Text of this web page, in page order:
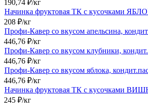
190,74 ₽/кг
Начинка фруктовая ТК с кусочками
208 ₽/кг
Профи-Кавер со вкусом апельсина,
446,76 ₽/кг
Профи-Кавер со вкусом клубники,
446,76 ₽/кг
Профи-Кавер со вкусом яблока,
446,76 ₽/кг
Начинка фруктовая ТК с кусочками
245 ₽/кг